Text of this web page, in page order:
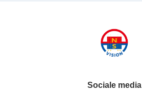
Sociale media